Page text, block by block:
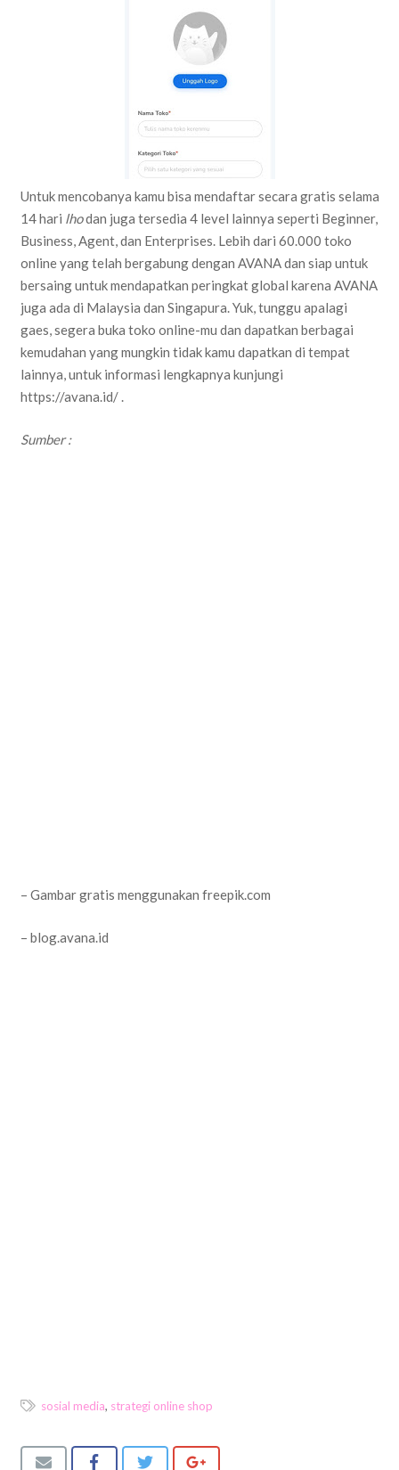
Untuk mencobanya kamu bisa mendaftar secara gratis selama
14 hari lhodan juga tersedia 4 level lainnya seperti Beginner,
Business, Agent, dan Enterprises. Lebih dari 60.000 toko
online yang telah bergabung dengan AVANA dan siap untuk
bersaing untuk mendapatkan peringkat global karena AVANA
juga ada di Malaysia dan Singapura. Yuk, tunggu apalagi
gaes, segera buka toko online-mu dan dapatkan berbagai
kemudahan yang mungkin tidak kamu dapatkan di tempat
lainnya, untuk informasi lengkapnya kunjungi
https://avana.id/ .
Sumber :
– Gambar gratis menggunakan freepik.com
– blog.avana.id
sosial media, strategi online shop